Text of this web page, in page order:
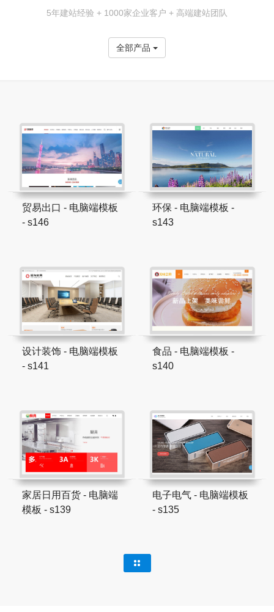
5年建站经验 + 1000家企业客户 + 高端建站团队
全部产品
贸易出口 - 电脑端模板
- s146
环保 - 电脑端模板 -
s143
设计装饰 - 电脑端模板
- s141
食品 - 电脑端模板 -
s140
家居日用百货 - 电脑端
模板 - s139
电子电气 - 电脑端模板
- s135